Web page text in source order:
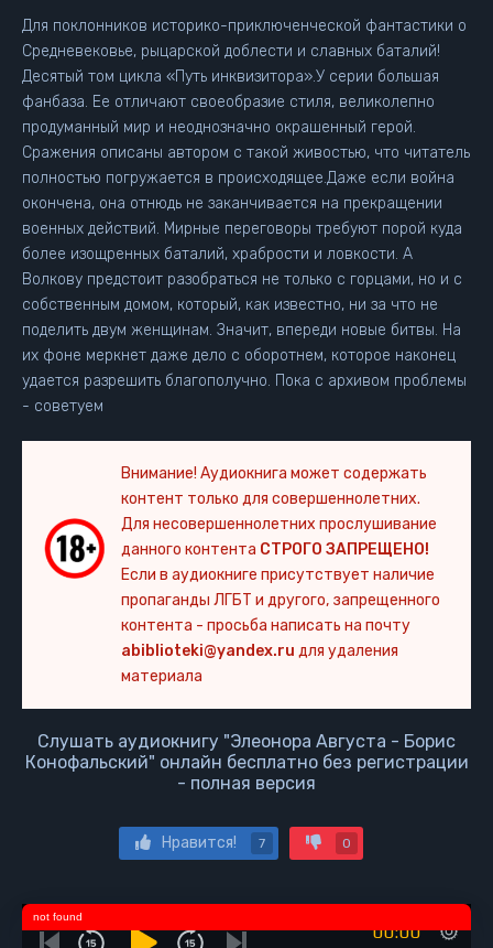
Для поклонников историко-приключенческой фантастики о
Средневековье, рыцарской доблести и славных баталий!
Десятый том цикла «Путь инквизитора».У серии большая
фанбаза. Ее отличают своеобразие стиля, великолепно
продуманный мир и неоднозначно окрашенный герой.
Сражения описаны автором с такой живостью, что читатель
полностью погружается в происходящее.Даже если война
окончена, она отнюдь не заканчивается на прекращении
военных действий. Мирные переговоры требуют порой куда
более изощренных баталий, храбрости и ловкости. А
Волкову предстоит разобраться не только с горцами, но и с
собственным домом, который, как известно, ни за что не
поделить двум женщинам. Значит, впереди новые битвы. На
их фоне меркнет даже дело с оборотнем, которое наконец
удается разрешить благополучно. Пока с архивом проблемы
- советуем
Внимание! Аудиокнига может содержать
контент только для совершеннолетних.
Для несовершеннолетних прослушивание
данного контента СТРОГО ЗАПРЕЩЕНО!
Если в аудиокниге присутствует наличие
пропаганды ЛГБТ и другого, запрещенного
контента - просьба написать на почту
abiblioteki@yandex.ru для удаления
материала
Слушать аудиокнигу "Элеонора Августа - Борис
Конофальский" онлайн бесплатно без регистрации
- полная версия
Нравится! 7 0
00:00
not found